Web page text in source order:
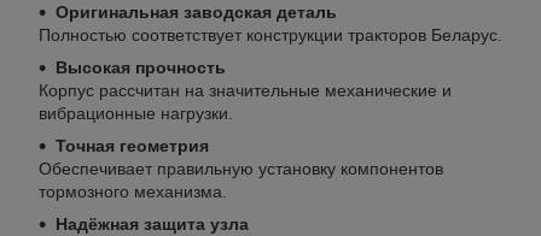
Оригинальная заводская деталь
Полностью соответствует конструкции тракторов Беларус.
Высокая прочность
Корпус рассчитан на значительные механические и
вибрационные нагрузки.
Точная геометрия
Обеспечивает правильную установку компонентов
тормозного механизма.
Надёжная защита узла